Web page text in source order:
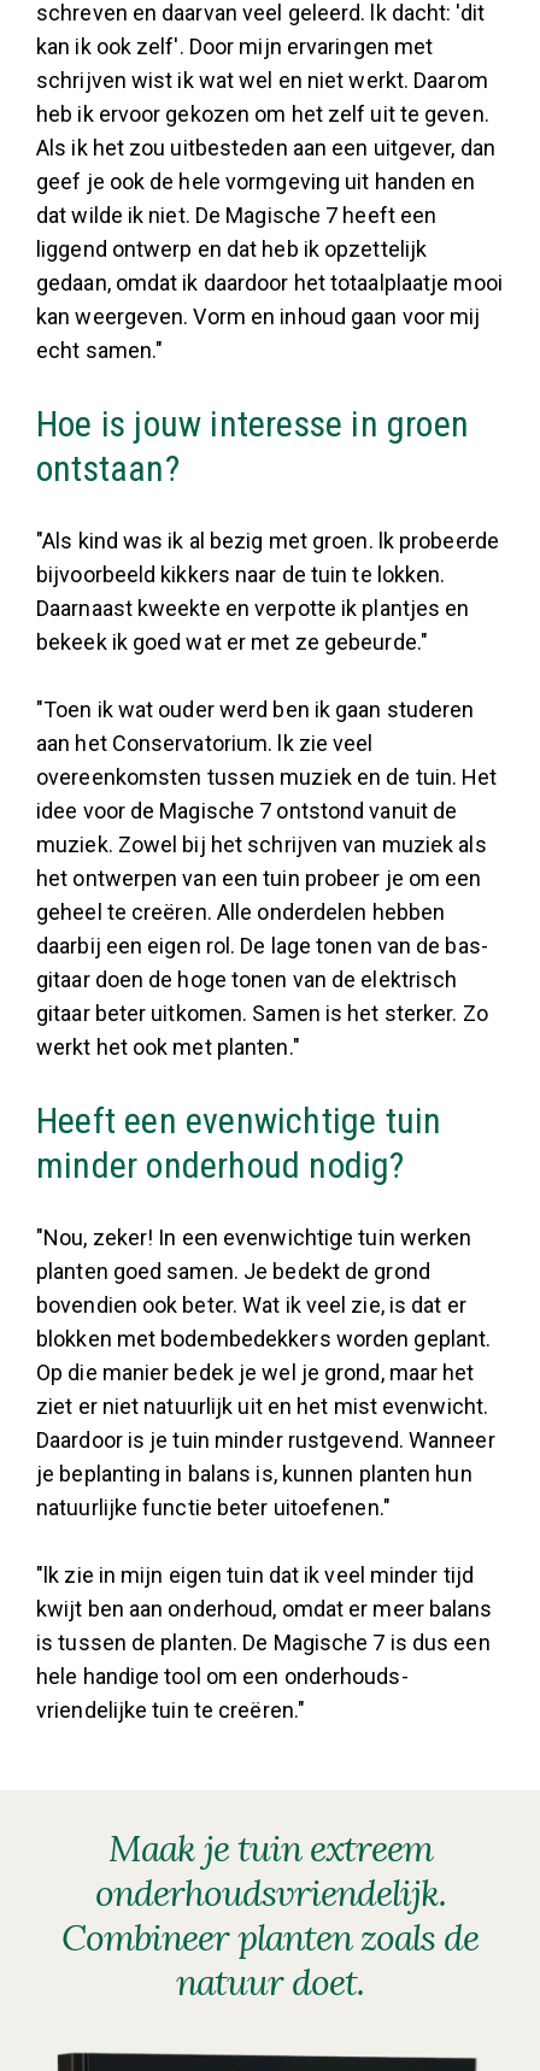
schreven en daarvan veel geleerd. lk dacht: 'dit
kan ik ook zelf'. Door mijn ervaringen met
schrijven wist ik wat wel en niet werkt. Daarom
heb ik ervoor gekozen om het zelf uit te geven.
Als ik het zou uitbesteden aan een uitgever, dan
geef je ook de hele vorm­geving uit handen en
dat wilde ik niet. De Magische 7 heeft een
liggend ontwerp en dat heb ik opzettelijk
gedaan, omdat ik daardoor het totaalplaatje mooi
kan weergeven. Vorm en inhoud gaan voor mij
echt samen."
Hoe is jouw interesse in groen
ontstaan?
"Als kind was ik al bezig met groen. lk probeerde
bijvoorbeeld kikkers naar de tuin te lokken.
Daarnaast kweekte en verpotte ik plantjes en
bekeek ik goed wat er met ze gebeurde."
"Toen ik wat ouder werd ben ik gaan studeren
aan het Conservatorium. lk zie veel
overeenkomsten tussen muziek en de tuin. Het
idee voor de Magische 7 ontstond vanuit de
muziek. Zowel bij het schrijven van muziek als
het ontwerpen van een tuin probeer je om een
geheel te creëren. Alle onderdelen hebben
daarbij een eigen rol. De lage tonen van de bas­
gitaar doen de hoge tonen van de elektrisch
gitaar beter uitkomen. Samen is het sterker. Zo
werkt het ook met planten."
Heeft een evenwichtige tuin
minder onderhoud nodig?
"Nou, zeker! In een evenwichtige tuin werken
planten goed samen. Je bedekt de grond
bovendien ook beter. Wat ik veel zie, is dat er
blokken met bodembedekkers worden geplant.
Op die manier bedek je wel je grond, maar het
ziet er niet natuurlijk uit en het mist evenwicht.
Daardoor is je tuin minder rustgevend. Wanneer
je beplanting in balans is, kunnen planten hun
natuurlijke functie beter uitoefenen."
"lk zie in mijn eigen tuin dat ik veel minder tijd
kwijt ben aan onderhoud, omdat er meer balans
is tussen de planten. De Magische 7 is dus een
hele handige tool om een onderhouds­
vriendelijke tuin te creëren."
Maak je tuin extreem
onderhoudsvriendelijk.
Combineer planten zoals de
natuur doet.